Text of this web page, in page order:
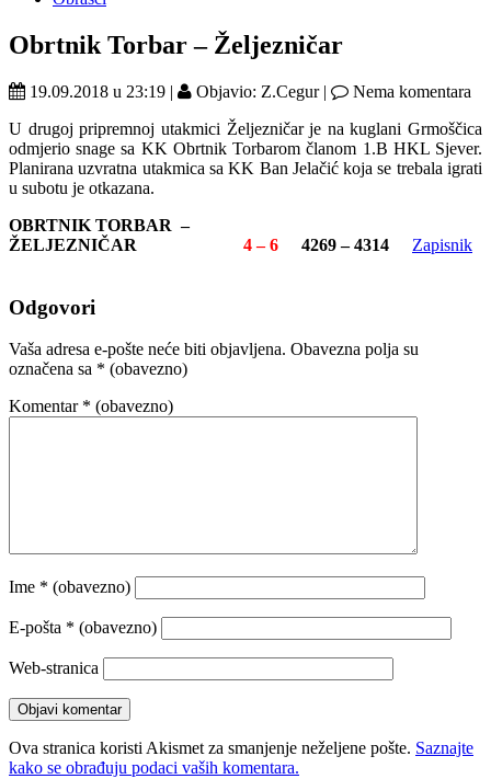
Obrtnik Torbar – Željezničar
19.09.2018 u 23:19 | Objavio: Z.Cegur |
Nema komentara
U drugoj pripremnoj utakmici Željezničar je na kuglani Grmoščica
odmjerio snage sa KK Obrtnik Torbarom članom 1.B HKL Sjever.
Planirana uzvratna utakmica sa KK Ban Jelačić koja se trebala igrati
u subotu je otkazana.
OBRTNIK TORBAR –
ŽELJEZNIČAR
4 – 6 4269 – 4314 Zapisnik
Odgovori
Vaša adresa e-pošte neće biti objavljena. Obavezna polja su
označena sa * (obavezno)
Komentar * (obavezno)
Ime * (obavezno)
E-pošta * (obavezno)
Web-stranica
Ova stranica koristi Akismet za smanjenje neželjene pošte. Saznajte
kako se obrađuju podaci vaših komentara.